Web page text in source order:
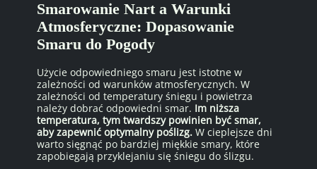
Smarowanie Nart a Warunki
Atmosferyczne: Dopasowanie
Smaru do Pogody
Użycie odpowiedniego smaru jest istotne w
zależności od warunków atmosferycznych. W
zależności od temperatury śniegu i powietrza
należy dobrać odpowiedni smar. Im niższa
temperatura, tym twardszy powinien być smar,
aby zapewnić optymalny poślizg. W cieplejsze dni
warto sięgnąć po bardziej miękkie smary, które
zapobiegają przyklejaniu się śniegu do ślizgu.